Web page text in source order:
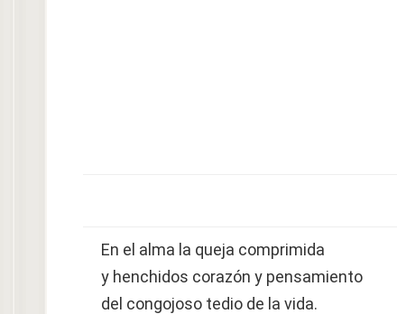
En el alma la queja comprimida
y henchidos corazón y pensamiento
del congojoso tedio de la vida.